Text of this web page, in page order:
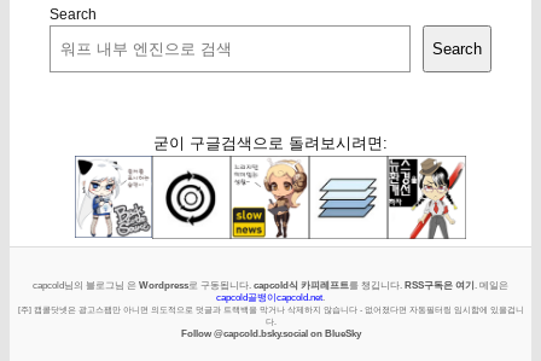
Search
Search
굳이 구글검색으로 돌려보시려면:
capcold님의 블로그님 은 Wordpress로 구동됩니다. capcold식 카피레프트를 챙깁니다. RSS구독은 여기. 메일은
capcold골뱅이capcold.net.
[주] 캡콜닷넷은 광고스팸만 아니면 의도적으로 덧글과 트랙백을 막거나 삭제하지 않습니다 - 없어졌다면 자동필터링 임시함에 있을겁니
다.
Follow @capcold.bsky.social on BlueSky